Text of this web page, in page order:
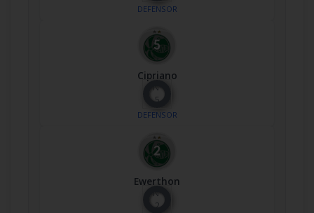
DEFENSOR
Cipriano
Nº
5
DEFENSOR
Ewerthon
Nº
2